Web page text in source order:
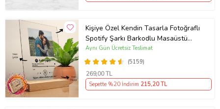
Kişiye Özel Kendin Tasarla Fotoğraflı
Spotify Şarkı Barkodlu Masaüstü
Plak Fotoğraf Çerçevesi
(5159)
Aynı Gün Ücretsiz Teslimat
269,00 TL
Sepette %20 İndirim 215,20 TL